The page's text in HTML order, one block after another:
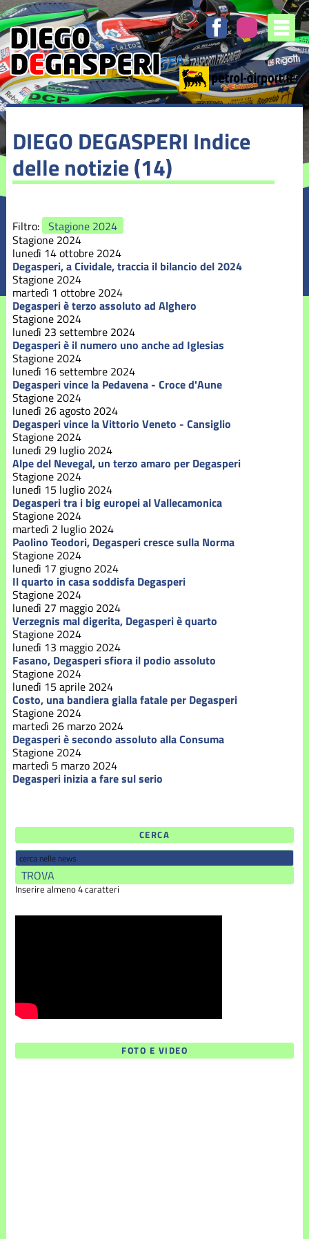
DIEGO DEGASPERI Indice
delle notizie (14)
Filtro: Stagione 2024
Stagione 2024
lunedì 14 ottobre 2024
Degasperi, a Cividale, traccia il bilancio del 2024
Stagione 2024
martedì 1 ottobre 2024
Degasperi è terzo assoluto ad Alghero
Stagione 2024
lunedì 23 settembre 2024
Degasperi è il numero uno anche ad Iglesias
Stagione 2024
lunedì 16 settembre 2024
Degasperi vince la Pedavena - Croce d'Aune
Stagione 2024
lunedì 26 agosto 2024
Degasperi vince la Vittorio Veneto - Cansiglio
Stagione 2024
lunedì 29 luglio 2024
Alpe del Nevegal, un terzo amaro per Degasperi
Stagione 2024
lunedì 15 luglio 2024
Degasperi tra i big europei al Vallecamonica
Stagione 2024
martedì 2 luglio 2024
Paolino Teodori, Degasperi cresce sulla Norma
Stagione 2024
lunedì 17 giugno 2024
Il quarto in casa soddisfa Degasperi
Stagione 2024
lunedì 27 maggio 2024
Verzegnis mal digerita, Degasperi è quarto
Stagione 2024
lunedì 13 maggio 2024
Fasano, Degasperi sfiora il podio assoluto
Stagione 2024
lunedì 15 aprile 2024
Costo, una bandiera gialla fatale per Degasperi
Stagione 2024
martedì 26 marzo 2024
Degasperi è secondo assoluto alla Consuma
Stagione 2024
martedì 5 marzo 2024
Degasperi inizia a fare sul serio
degli
argomenti
delle
notizie:
Stagione
2016
2017
Stagione
2018
Stagione
2019
Stagione
2020
Stagione
2021
Stagione
2022
Stagione
2023
Stagione
2024
Stagione
2025
Stagione
2026
CERCA
Inserire almeno 4 caratteri
FOTO E VIDEO